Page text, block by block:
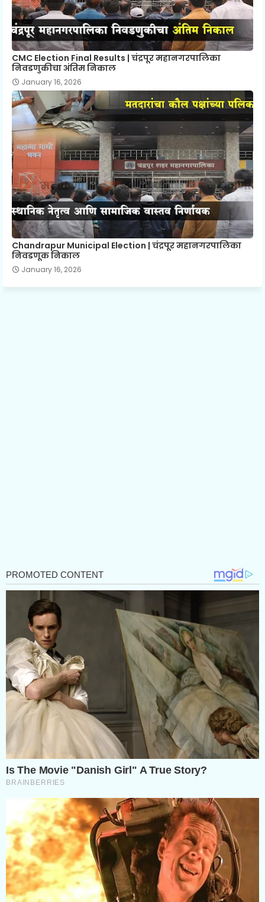
CMC Election Final Results | चंद्रपूर महानगरपालिका
निवडणुकीचा अंतिम निकाल
January 16, 2026
Chandrapur Municipal Election | चंद्रपूर महानगरपालिका
निवडणूक निकाल
January 16, 2026